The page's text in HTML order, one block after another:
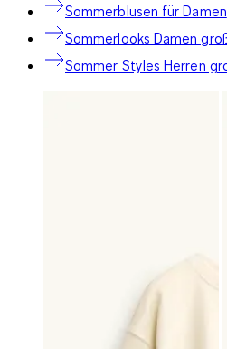
Sommerblusen für Damen
Sommerlooks Damen
Sommer Styles Herren